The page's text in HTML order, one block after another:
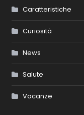
Caratteristiche
Curiosità
News
Salute
Vacanze